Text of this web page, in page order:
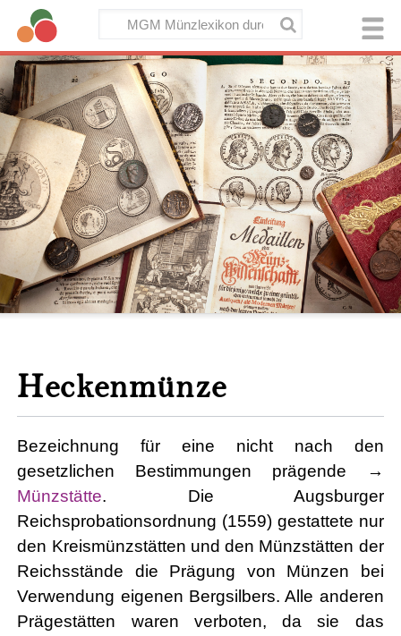
Heckenmünze
Bezeichnung für eine nicht nach den
gesetzlichen Bestimmungen prägende →
Münzstätte. Die Augsburger
Reichsprobationsordnung (1559) gestattete nur
den Kreismünzstätten und den Münzstätten der
Reichsstände die Prägung von Münzen bei
Verwendung eigenen Bergsilbers. Alle anderen
Prägestätten waren verboten, da sie das